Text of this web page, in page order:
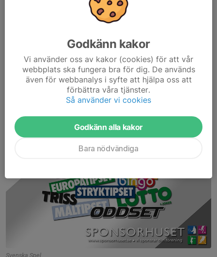
Aktivera"handla smart"på din dator:
Då blir du automatiskt påmind varje gång du besöker en butik
som är kopplad till Sponsorhuset. Både du och Gammelstads IF
får pengar tillbaka när du handlar från över 600 välkända
Chrome, Firefox eller Safari på din dator. -
Svenska Spel
Godkänn kakor
Vi använder oss av kakor (cookies) för att vår
webbplats ska fungera bra för dig. De används
även för webbanalys i syfte att hjälpa oss att
förbättra våra tjänster.
Så använder vi cookies
Godkänn alla kakor
Bara nödvändiga